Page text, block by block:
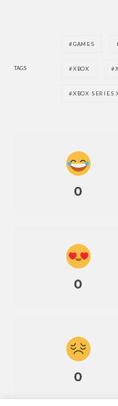
TAGS
GAMES
XBOX
XBOX SERIES
0
0
0